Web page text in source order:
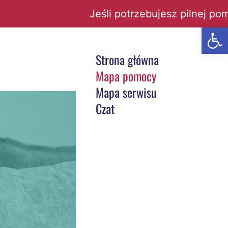
Jeśli potrzebujesz pilnej
Strona główna
Mapa pomocy
Mapa serwisu
Czat